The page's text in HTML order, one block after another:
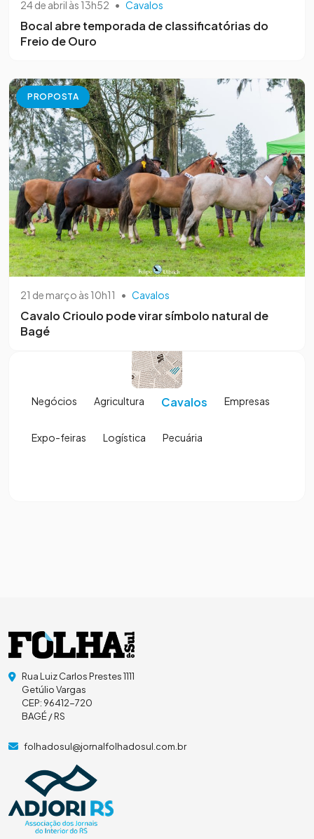
24 de abril às 13h52 • Cavalos
Bocal abre temporada de classificatórias do
Freio de Ouro
PROPOSTA
21 de março às 10h11 • Cavalos
Cavalo Crioulo pode virar símbolo natural de
Bagé
Negócios Agricultura Cavalos Empresas
Expo-feiras Logística Pecuária
Rua Luiz Carlos Prestes 1111
Getúlio Vargas
CEP: 96412-720
BAGÉ / RS
folhadosul@jornalfolhadosul.com.br